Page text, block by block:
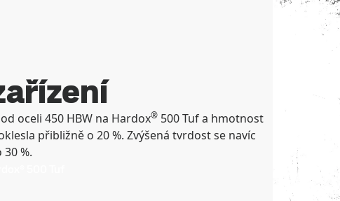
oceli 450 HBW na Hardox® 500 Tuf a hmotnost
přibližně o 20 %. Zvýšená tvrdost se navíc
%.